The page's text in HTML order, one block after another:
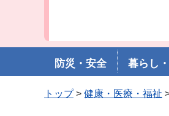
防災・安全 暮らし
トップ> 健康・医療・福祉